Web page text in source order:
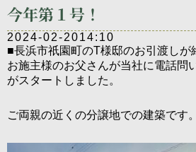
今年第１号！
2024-02-2014:10
■長浜市祇園町のT様邸のお引渡しが
お施主様のお父さんが当社に電話問
がスタートしました。
ご両親の近くの分譲地での建築です。